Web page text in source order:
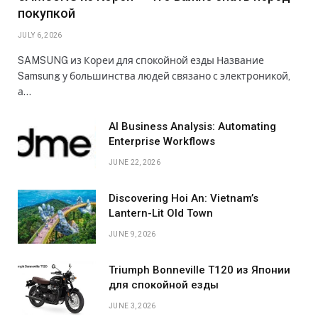
покупкой
JULY 6, 2026
SAMSUNG из Кореи для спокойной езды Название
Samsung у большинства людей связано с электроникой,
а…
AI Business Analysis: Automating
Enterprise Workflows
JUNE 22, 2026
Discovering Hoi An: Vietnam’s
Lantern-Lit Old Town
JUNE 9, 2026
Triumph Bonneville T120 из Японии
для спокойной езды
JUNE 3, 2026